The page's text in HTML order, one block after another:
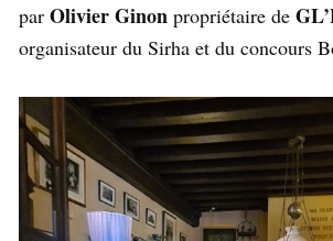
par Olivier Ginon propriétaire de
organisateur du Sirha et du concours